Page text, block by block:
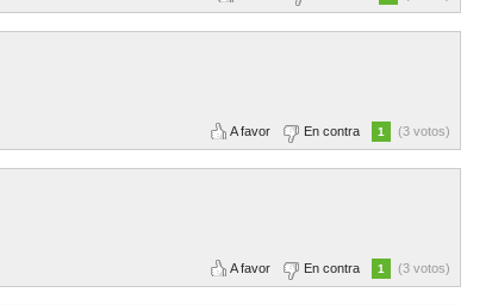
A favor En contra 1 (3 votos)
A favor En contra 1 (3 votos)